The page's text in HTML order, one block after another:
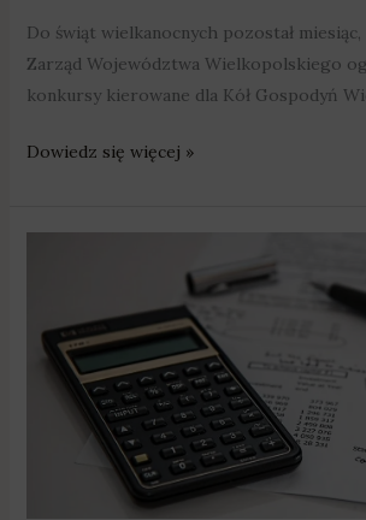
Do świąt wielkanocnych pozostał
Zarząd Województwa Wielkopolskiego
konkursy kierowane dla Kół Gospodyń
Dowiedz się więcej »
wzrosną
podatki
gminach